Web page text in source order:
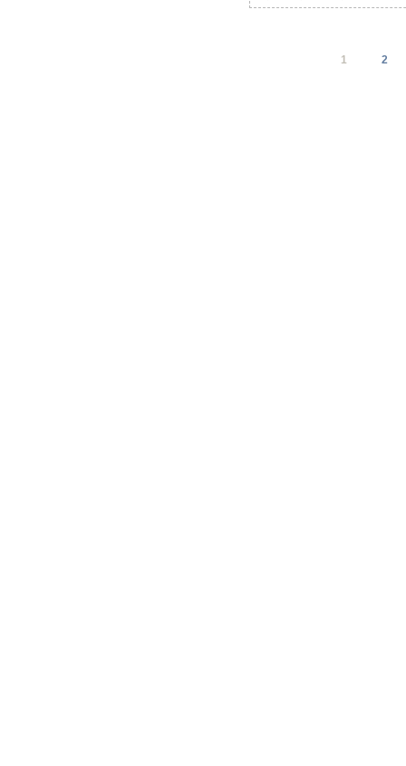
1 2